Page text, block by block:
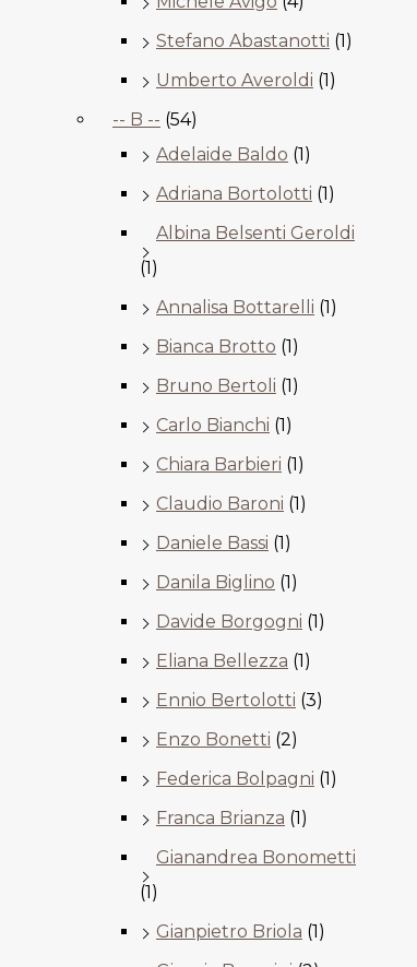
Stefano Abastanotti (1)
Umberto Averoldi (1)
-- B -- (54)
Adelaide Baldo (1)
Adriana Bortolotti (1)
Albina Belsenti Geroldi
(1)
Annalisa Bottarelli (1)
Bianca Brotto (1)
Bruno Bertoli (1)
Carlo Bianchi (1)
Chiara Barbieri (1)
Claudio Baroni (1)
Daniele Bassi (1)
Danila Biglino (1)
Davide Borgogni (1)
Eliana Bellezza (1)
Ennio Bertolotti (3)
Enzo Bonetti (2)
Federica Bolpagni (1)
Franca Brianza (1)
Gianandrea Bonometti
(1)
Gianpietro Briola (1)